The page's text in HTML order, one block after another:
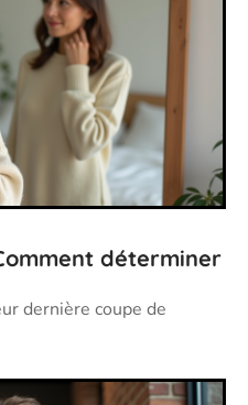
déterminer
dernière coupe de